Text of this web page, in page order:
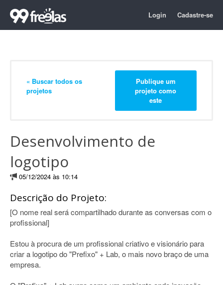
Login Cadastre-se
« Buscar todos os
projetos
Publique um
projeto como
este
Desenvolvimento de
logotipo
05/12/2024 às 10:14
Descrição do Projeto:
[O nome real será compartilhado durante as conversas com o
profissional]
Estou à procura de um profissional criativo e visionário para
criar a logotipo do "Prefixo" + Lab, o mais novo braço de uma
empresa.